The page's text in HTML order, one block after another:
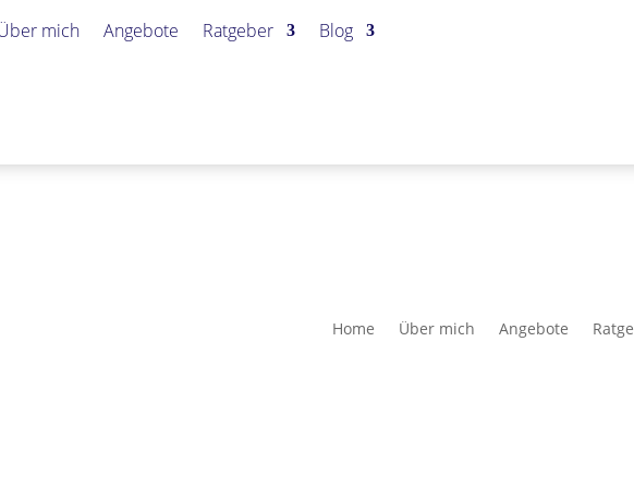
mich Angebote Ratgeber Blog
Home Über mich Angebote